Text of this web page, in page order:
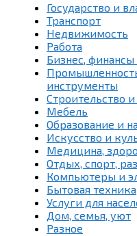
Государство и
Транспорт
Недвижимость
Работа
Бизнес, финансы
инструменты
Строительство
Мебель
Образование и
Искусство и
Медицина,
Отдых, спорт,
Компьютеры и
Бытовая техника
Услуги для
Дом, семья, уют
Разное